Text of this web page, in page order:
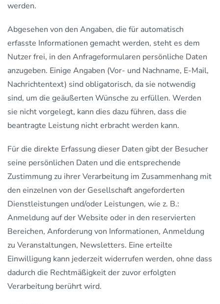
werden.
Abgesehen von den Angaben, die für automatisch
erfasste Informationen gemacht werden, steht es dem
Nutzer frei, in den Anfrageformularen persönliche Daten
anzugeben. Einige Angaben (Vor- und Nachname, E-Mail,
Nachrichtentext) sind obligatorisch, da sie notwendig
sind, um die geäußerten Wünsche zu erfüllen. Werden
sie nicht vorgelegt, kann dies dazu führen, dass die
beantragte Leistung nicht erbracht werden kann.
Für die direkte Erfassung dieser Daten gibt der Besucher
seine persönlichen Daten und die entsprechende
Zustimmung zu ihrer Verarbeitung im Zusammenhang mit
den einzelnen von der Gesellschaft angeforderten
Dienstleistungen und/oder Leistungen, wie z. B.:
Anmeldung auf der Website oder in den reservierten
Bereichen, Anforderung von Informationen, Anmeldung
zu Veranstaltungen, Newsletters. Eine erteilte
Einwilligung kann jederzeit widerrufen werden, ohne dass
dadurch die Rechtmäßigkeit der zuvor erfolgten
Verarbeitung berührt wird.